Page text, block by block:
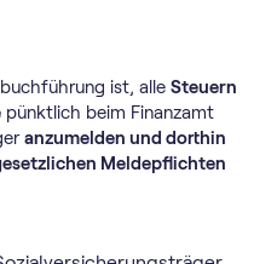
ist, alle Steuern
pünktlich beim Finanzamt
anzumelden und dorthin
Meldepflichten